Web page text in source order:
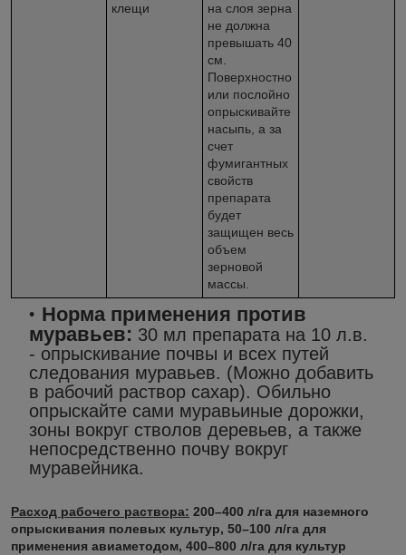
клещи
на слоя зерна
не должна
превышать 40
см.
Поверхностно
или послойно
опрыскивайте
насыпь, а за
счет
фумигантных
свойств
препарата
будет
защищен весь
объем
зерновой
массы.
Норма применения против
муравьев: 30 мл препарата на 10 л.в.
- опрыскивание почвы и всех путей
следования муравьев. (Можно добавить
в рабочий раствор сахар). Обильно
опрыскайте сами муравьиные дорожки,
зоны вокруг стволов деревьев, а также
непосредственно почву вокруг
муравейника.
Расход рабочего раствора: 200–400 л/га для наземного
опрыскивания полевых культур, 50–100 л/га для
применения авиаметодом, 400–800 л/га для культур